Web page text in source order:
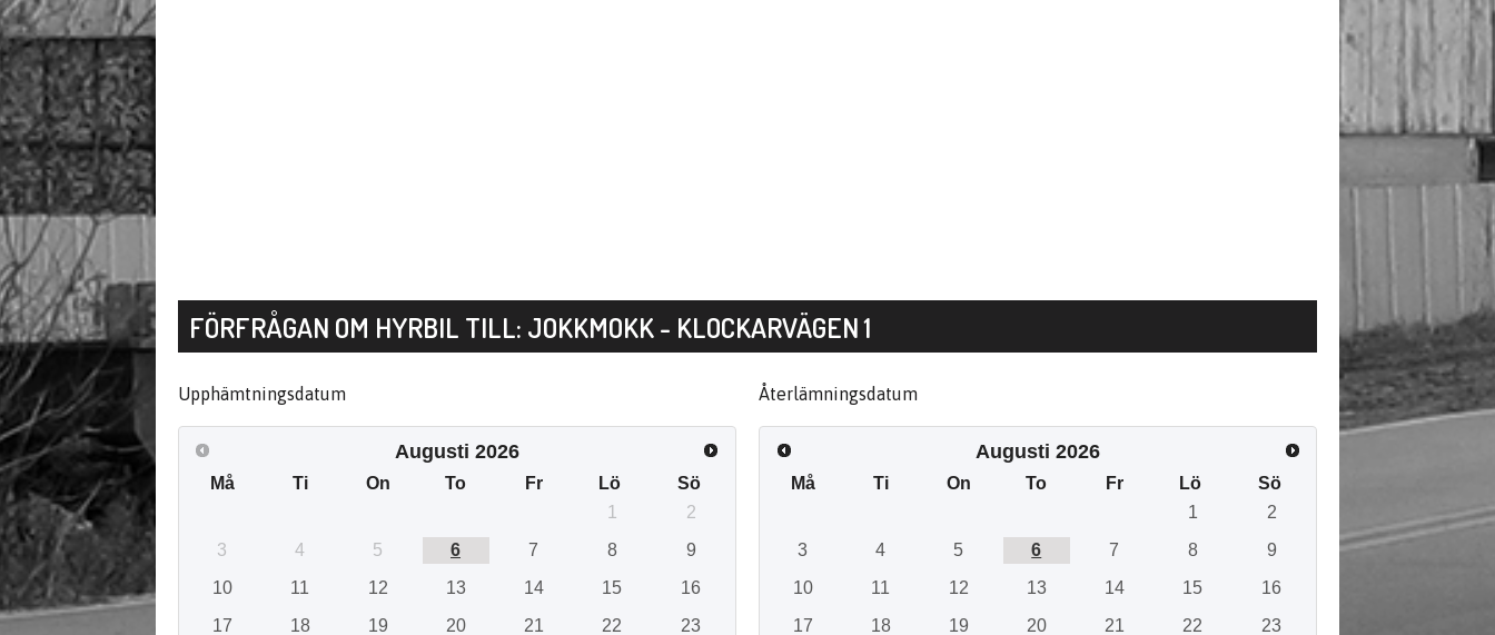
FÖRFRÅGAN OM HYRBIL TILL: JOKKMOKK - KLOCKARVÄGEN 1
Upphämtningsdatum
Augusti 2026
Må Ti On To Fr Lö
Sö
1
2
3
4 5 6 7 8
9
10
11 12 13 14 15
16
17
18 19 20 21 22
23
Återlämningsdatum
Augusti 2026
Må Ti On To Fr Lö
Sö
1
2
3
4 5 6 7 8
9
10
11 12 13 14 15
16
17
18 19 20 21 22
23